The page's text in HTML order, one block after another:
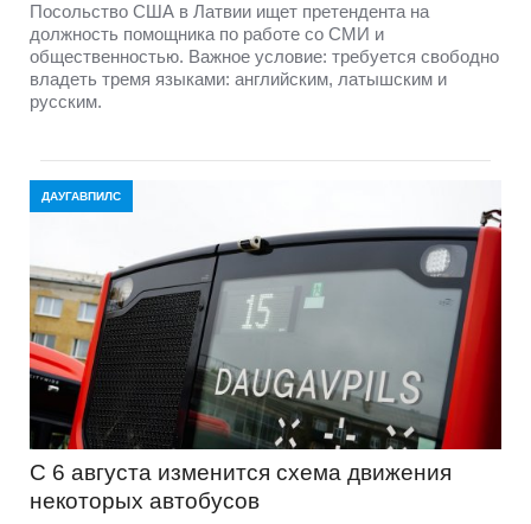
Посольство США в Латвии ищет претендента на
должность помощника по работе со СМИ и
общественностью. Важное условие: требуется свободно
владеть тремя языками: английским, латышским и
русским.
ДАУГАВПИЛС
С 6 августа изменится схема движения
некоторых автобусов